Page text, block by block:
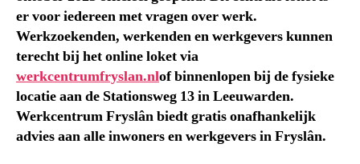
er voor iedereen met vragen over werk.
Werkzoekenden, werkenden en werkgevers kunnen
terecht bij het online loket via
werkcentrumfryslan.nlof binnenlopen bij de fysieke
locatie aan de Stationsweg 13 in Leeuwarden.
Werkcentrum Fryslân biedt gratis onafhankelijk
advies aan alle inwoners en werkgevers in Fryslân.